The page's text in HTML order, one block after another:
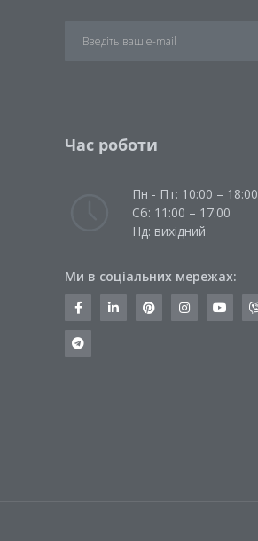
Час роботи
Пн - Пт: 10:00 – 18:00
Сб: 11:00 – 17:00
Нд: вихідний
Ми в соціальних мережах: